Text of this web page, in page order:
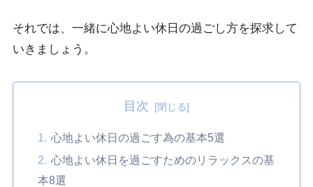
それでは、一緒に心地よい休日の過ごし方を探求して
いきましょう。
目次
心地よい休日の過ごす為の基本5選
心地よい休日を過ごすためのリラックスの基
本8選